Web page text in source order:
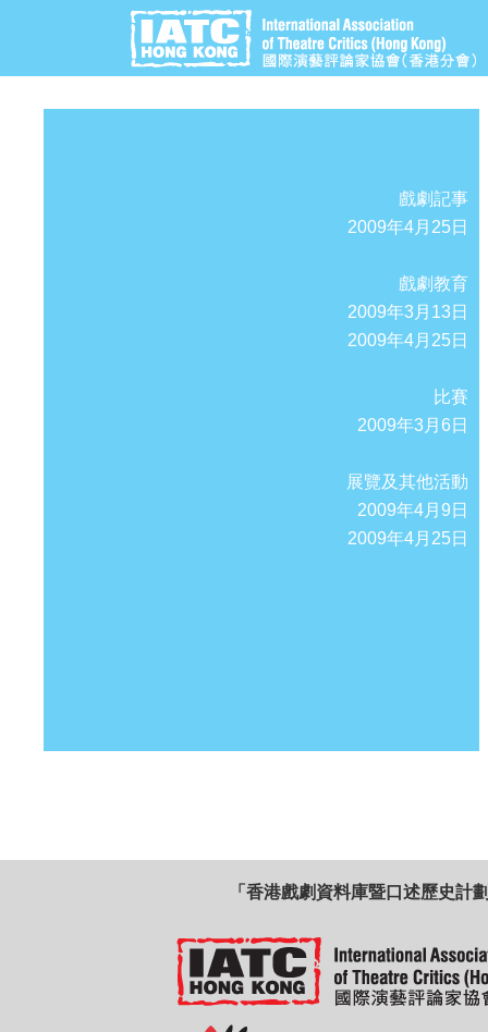
戲劇記事
2009年4月25日
戲劇教育
2009年3月13日
2009年4月25日
比賽
2009年3月6日
展覽及其他活動
2009年4月9日
2009年4月25日
「香港戲劇資料庫暨口述歷史計